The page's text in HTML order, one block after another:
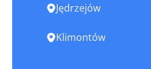
Jędrzejów
Klimontów